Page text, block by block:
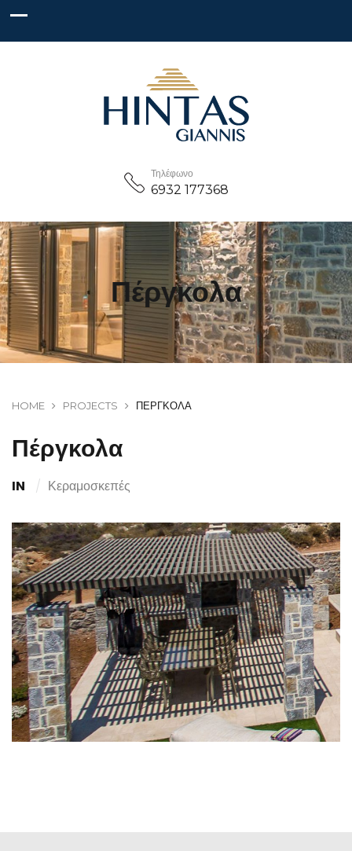
Τηλέφωνο
6932 177368
Πέργκολα
HOME PROJECTS ΠΈΡΓΚΟΛΑ
Πέργκολα
IN Κεραμοσκεπές